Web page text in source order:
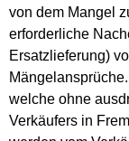
von dem Mangel
erforderliche
Ersatzlieferung)
welche ohne
Verkäufers in